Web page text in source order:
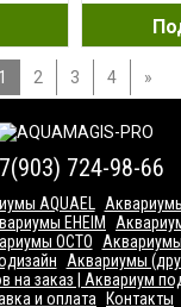
1 2 3 4 »
724-98-66
AQUAEL
EHEIM
OCTO
Аквариумы
на заказ | Аквариум
и оплата Контакты